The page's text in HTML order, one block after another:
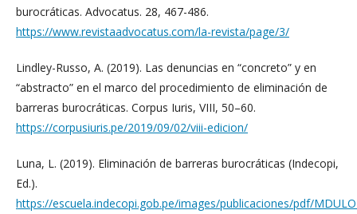
burocráticas. Advocatus. 28, 467-486.
https://www.revistaadvocatus.com/la-revista/page/3/
Lindley-Russo, A. (2019). Las denuncias en “concreto” y en
“abstracto” en el marco del procedimiento de eliminación de
barreras burocráticas. Corpus Iuris, VIII, 50–60.
https://corpusiuris.pe/2019/09/02/viii-edicion/
Luna, L. (2019). Eliminación de barreras burocráticas (Indecopi,
Ed.).
https://escuela.indecopi.gob.pe/images/publicaciones/pdf/